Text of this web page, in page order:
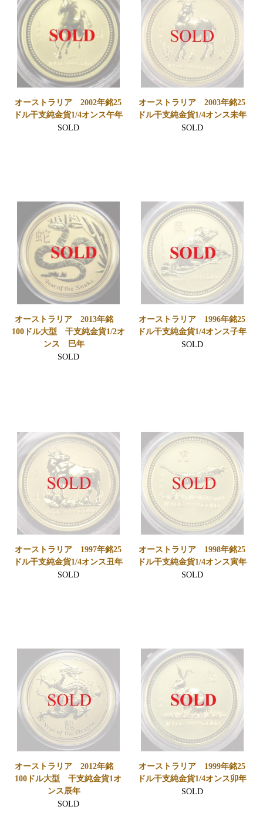
オーストラリア 2002年銘25
ドル干支純金貨1/4オンス午年
SOLD
オーストラリア 2003年銘25
ドル干支純金貨1/4オンス未年
SOLD
オーストラリア 2013年銘
100ドル大型 干支純金貨1/2オ
ンス 巳年
SOLD
オーストラリア 1996年銘25
ドル干支純金貨1/4オンス子年
SOLD
オーストラリア 1997年銘25
ドル干支純金貨1/4オンス丑年
SOLD
オーストラリア 1998年銘25
ドル干支純金貨1/4オンス寅年
SOLD
オーストラリア 2012年銘
100ドル大型 干支純金貨1オ
ンス辰年
SOLD
オーストラリア 1999年銘25
ドル干支純金貨1/4オンス卯年
SOLD